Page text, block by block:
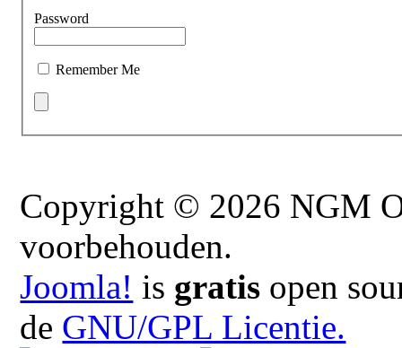
Password
Remember Me
Copyright © 2026 NGM
voorbehouden.
Joomla! is gratis open
de GNU/GPL Licentie.